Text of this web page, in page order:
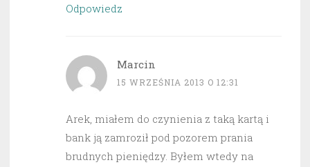
Odpowiedz
Marcin
15 WRZEŚNIA 2013 O 12:31
Arek, miałem do czynienia z taką kartą i
bank ją zamroził pod pozorem prania
brudnych pieniędzy. Byłem wtedy na